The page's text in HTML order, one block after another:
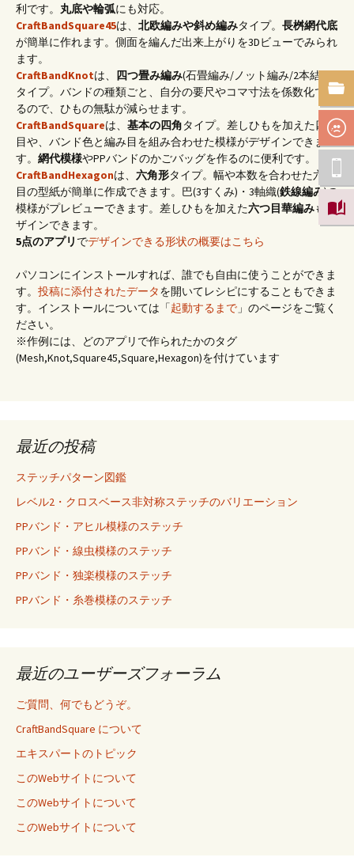
利です。 丸底や輪弧にも対応。
CraftBandSquare45は、 北欧編みや斜め編みタイプ。 長桝網代底
が簡単に作れます。側面を編んだ出来上がりを3Dビューでみられ
ます。
CraftBandKnotは、 四つ畳み編み(石畳編み/ノット編み/2本結び)
タイプ。バンドの種類ごと、自分の要尺やコマ寸法を係数化でき
るので、ひもの無駄が減らせます。
CraftBandSquareは、 基本の四角タイプ。差しひもを加えた四つ
目や、バンド色と編み目を組み合わせた模様がデザインできま
す。 網代模様やPPバンドのかごバッグを作るのに便利です。
CraftBandHexagonは、 六角形タイプ。幅や本数を合わせた六つ
目の型紙が簡単に作成できます。巴(3すくみ)・3軸織(鉄線編み)の
模様がプレビューできます。差しひもを加えた六つ目華編みもデ
ザインできます。
5点のアプリ でデザインできる形状の概要はこちら
パソコンにインストールすれば、誰でも自由に使うことができま
す。 投稿に添付されたデータを開いてレシピにすることもできま
す。インストールについては「起動するまで 」のページをご覧く
ださい。
※作例には、どのアプリで作られたかのタグ
(Mesh,Knot,Square45,Square,Hexagon)を付けています
最近の投稿
ステッチパターン図鑑
レベル2・クロスベース非対称ステッチのバリエーション
PPバンド・アヒル模様のステッチ
PPバンド・線虫模様のステッチ
PPバンド・独楽模様のステッチ
PPバンド・糸巻模様のステッチ
最近のユーザーズフォーラム
ご質問、何でもどうぞ。
CraftBandSquare について
エキスパートのトピック
このWebサイトについて
このWebサイトについて
このWebサイトについて